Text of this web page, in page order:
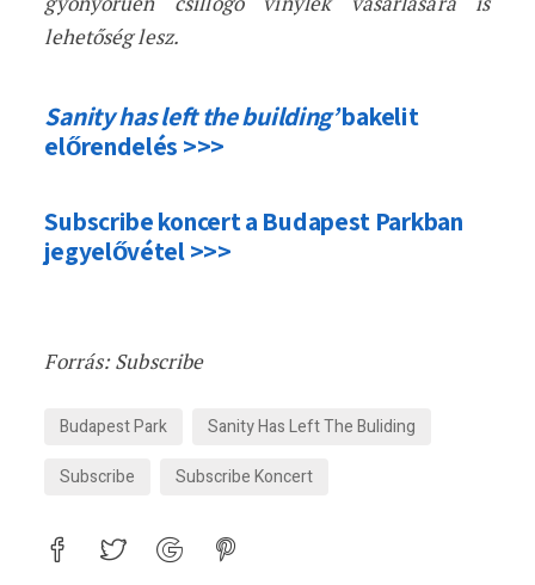
lehetőség lesz.
Sanity has left the building’bakelit
előrendelés >>>
Subscribe koncert a Budapest Parkban
jegyelővétel >>>
Forrás: Subscribe
Budapest Park
Sanity Has Left The Buliding
Subscribe
Subscribe Koncert